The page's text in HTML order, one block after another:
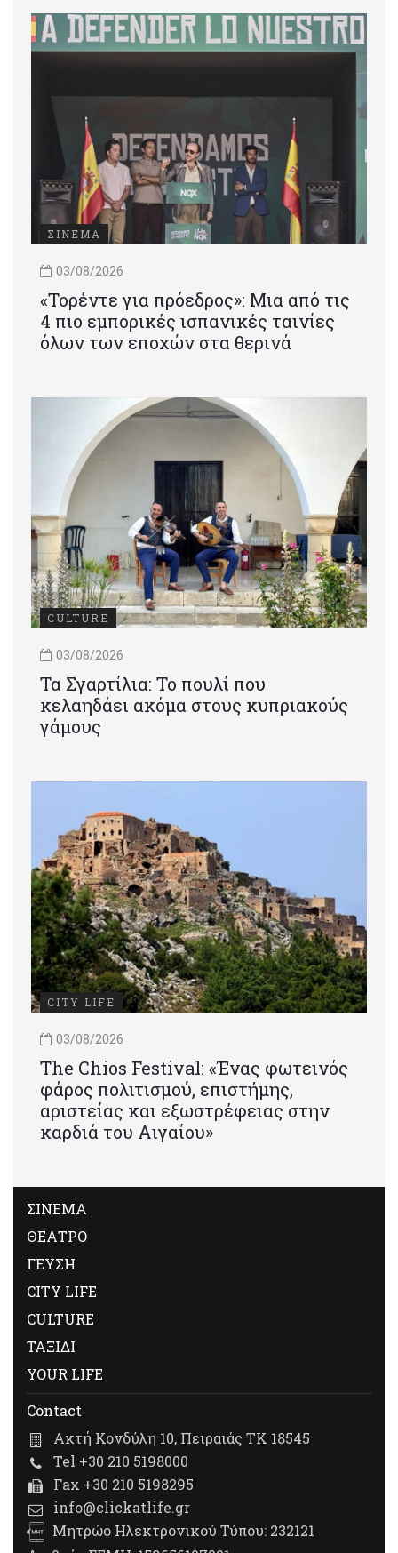
ΣΙΝΕΜΑ
03/08/2026
«Τορέντε για πρόεδρος»: Mια από τις
4 πιο εμπορικές ισπανικές ταινίες
όλων των εποχών στα θερινά
CULTURE
03/08/2026
Τα Σγαρτίλια: Το πουλί που
κελαηδάει ακόμα στους κυπριακούς
γάμους
CITY LIFE
03/08/2026
Τhe Chios Festival: «Ένας φωτεινός
φάρος πολιτισμού, επιστήμης,
αριστείας και εξωστρέφειας στην
καρδιά του Αιγαίου»
ΣΙΝΕΜΑ
ΘΕΑΤΡΟ
ΓΕΥΣΗ
CITY LIFE
CULTURE
ΤΑΞΙΔΙ
YOUR LIFE
Contact
Ακτή Κονδύλη 10, Πειραιάς ΤΚ 18545
Tel +30 210 5198000
Fax +30 210 5198295
info@clickatlife.gr
Μητρώο Ηλεκτρονικού Τύπου: 232121